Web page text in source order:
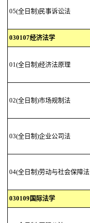
05(全日制)民事诉讼法
030107经济法学
01(全日制)经济法原理
02(全日制)市场规制法
03(全日制)企业公司法
04(全日制)劳动与社会保障法
030109国际法学